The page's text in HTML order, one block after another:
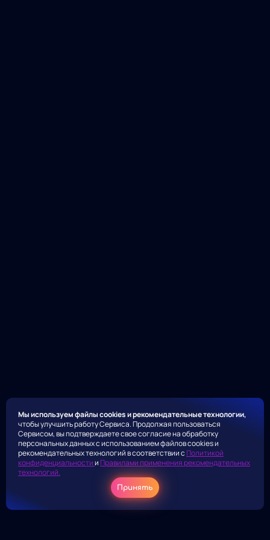
Мы используем файлы cookies и рекомендательные технологии,
чтобы улучшить работу Сервиса. Продолжая пользоваться
Сервисом, вы подтверждаете свое согласие на обработку
персональных данных с использованием файлов cookies и
рекомендательных технологий в соответствии с Политикой
конфиденциальностии Правилами применения рекомендательных
технологий.
Принять